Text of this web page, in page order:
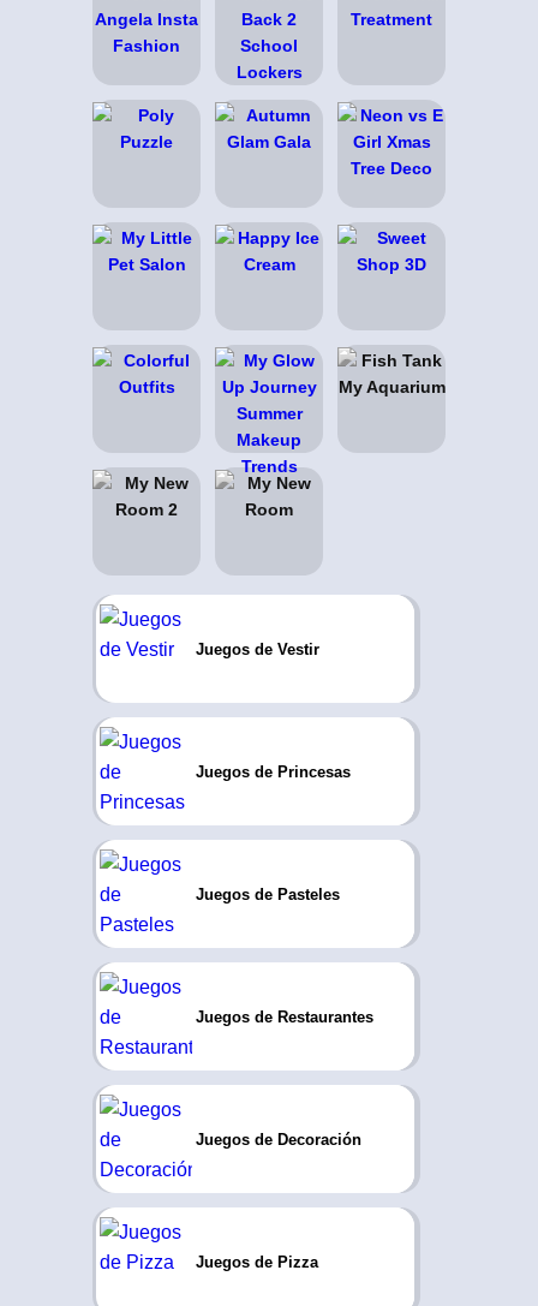
Juegos de Vestir
Juegos de Princesas
Juegos de Pasteles
Juegos de Restaurantes
Juegos de Decoración
Juegos de Pizza